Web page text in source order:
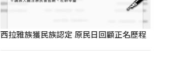
西拉雅族獲民族認定 原民日回顧正名歷程